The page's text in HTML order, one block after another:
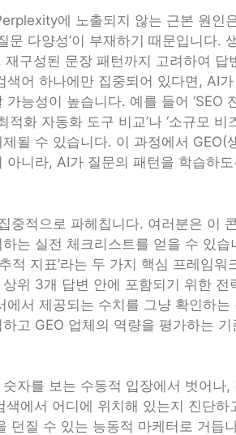
에 노출되지 않는 근본 원인
문 다양성’이 부재하기 때문입니다.
구성된 문장 패턴까지 고려하여 답
색어 하나에만 집중되어 있다면, AI
능성이 높습니다. 예를 들어 ‘SEO
적화 자동화 도구 비교’나 ‘소규모 비
될 수 있습니다. 이 과정에서 GEO(
아니라, AI가 질문의 패턴을 학습하
중적으로 파헤칩니다. 여러분은 이
는 실전 체크리스트를 얻을 수 있습
적 지표’라는 두 가지 핵심 프레임
위 3개 답변 안에 포함되기 위한 전
에서 제공되는 수치를 그냥 확인하
고 GEO 업체의 역량을 평가하는
자를 보는 수동적 입장에서 벗어나
에서 어디에 위치해 있는지 진단하
던질 수 있는 능동적 마케터로 거듭